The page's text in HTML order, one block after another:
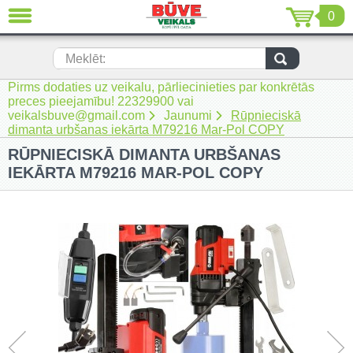
0
Meklēt:
Pirms dodaties uz veikalu, pārliecinieties par konkrētās
preces pieejamību! 22329900 vai
veikalsbuve@gmail.com
Jaunumi
Rūpnieciskā
dimanta urbšanas iekārta M79216 Mar-Pol COPY
RŪPNIECISKĀ DIMANTA URBŠANAS
IEKĀRTA M79216 MAR-POL COPY
AIZVĒRT
Jaunumi (230)
Akumulatora instrumenti (205)
Akumulatoru lādētāji un piederumi
(116)
Auto ķīmija un piederumi kopšanai
Auto piederumi (7)
Celtniecības tehnika (51)
Elektroinstrumenti (69)
Rokas elektroinstrumenti (2)